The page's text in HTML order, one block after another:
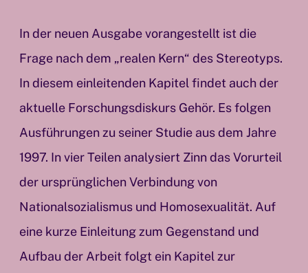
In der neuen Ausgabe vorangestellt ist die
Frage nach dem „realen Kern“ des Stereotyps.
In diesem einleitenden Kapitel findet auch der
aktuelle Forschungsdiskurs Gehör. Es folgen
Ausführungen zu seiner Studie aus dem Jahre
1997. In vier Teilen analysiert Zinn das Vorurteil
der ursprünglichen Verbindung von
Nationalsozialismus und Homosexualität. Auf
eine kurze Einleitung zum Gegenstand und
Aufbau der Arbeit folgt ein Kapitel zur